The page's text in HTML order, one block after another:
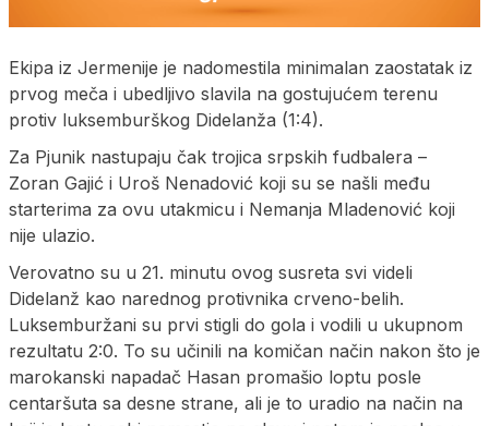
Ekipa iz Jermenije je nadomestila minimalan zaostatak iz
prvog meča i ubedljivo slavila na gostujućem terenu
protiv luksemburškog Didelanža (1:4).
Za Pjunik nastupaju čak trojica srpskih fudbalera –
Zoran Gajić i Uroš Nenadović koji su se našli među
starterima za ovu utakmicu i Nemanja Mladenović koji
nije ulazio.
Verovatno su u 21. minutu ovog susreta svi videli
Didelanž kao narednog protivnika crveno-belih.
Luksemburžani su prvi stigli do gola i vodili u ukupnom
rezultatu 2:0. To su učinili na komičan način nakon što je
marokanski napadač Hasan promašio loptu posle
centaršuta sa desne strane, ali je to uradio na način na